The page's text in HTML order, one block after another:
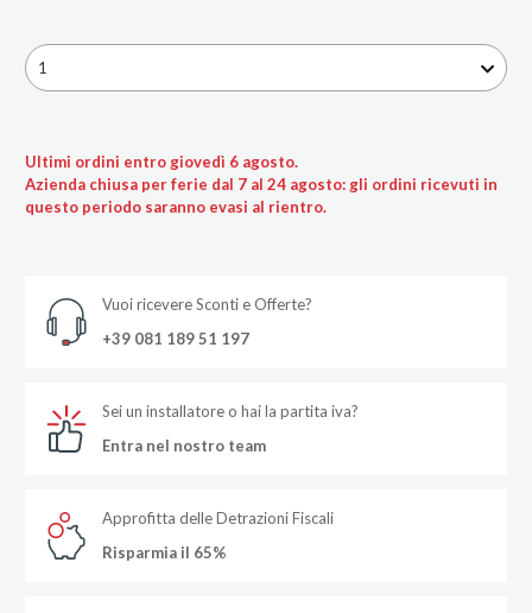
1
Ultimi ordini entro giovedì 6 agosto.
Azienda chiusa per ferie dal 7 al 24 agosto: gli ordini ricevuti in
questo periodo saranno evasi al rientro.
Vuoi ricevere Sconti e Offerte?
+39 081 189 51 197
Sei un installatore o hai la partita iva?
Entra nel nostro team
Approfitta delle Detrazioni Fiscali
Risparmia il 65%